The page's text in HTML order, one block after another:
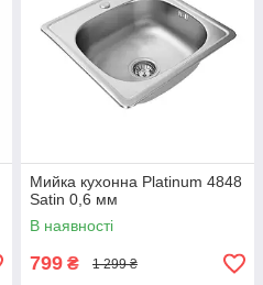
Мийка кухонна Platinum 4848
Satin 0,6 мм
В наявності
799 ₴ 1 299 ₴